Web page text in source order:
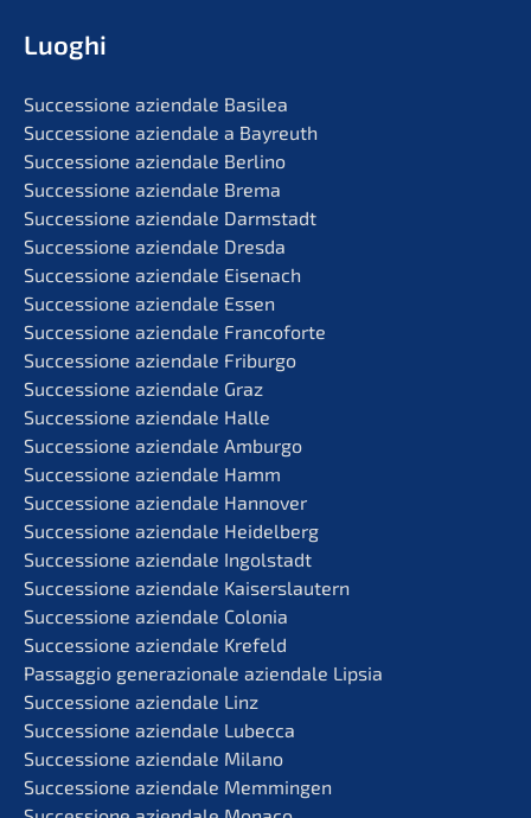
Luoghi
Succes­sio­ne aziend­a­le Basilea
Succes­sio­ne aziend­a­le a Bayreuth
Succes­sio­ne aziend­a­le Berlino
Succes­sio­ne aziend­a­le Brema
Succes­sio­ne aziend­a­le Darmstadt
Succes­sio­ne aziend­a­le Dresda
Succes­sio­ne aziend­a­le Eisenach
Succes­sio­ne aziend­a­le Essen
Succes­sio­ne aziend­a­le Francoforte
Succes­sio­ne aziend­a­le Friburgo
Succes­sio­ne aziend­a­le Graz
Succes­sio­ne aziend­a­le Halle
Succes­sio­ne aziend­a­le Amburgo
Succes­sio­ne aziend­a­le Hamm
Succes­sio­ne aziend­a­le Hannover
Succes­sio­ne aziend­a­le Heidelberg
Succes­sio­ne aziend­a­le Ingolstadt
Succes­sio­ne aziend­a­le Kaiserslautern
Succes­sio­ne aziend­a­le Colonia
Succes­sio­ne aziend­a­le Krefeld
Passag­gio genera­zio­na­le aziend­a­le Lipsia
Succes­sio­ne aziend­a­le Linz
Succes­sio­ne aziend­a­le Lubecca
Succes­sio­ne aziend­a­le Milano
Succes­sio­ne aziend­a­le Memmingen